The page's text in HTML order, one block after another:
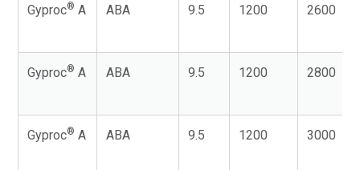
Gyproc® A ABA 9.5 1200 2600
Gyproc® A ABA 9.5 1200 2800
Gyproc® A ABA 9.5 1200 3000